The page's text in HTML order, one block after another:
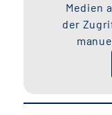
Medien
der